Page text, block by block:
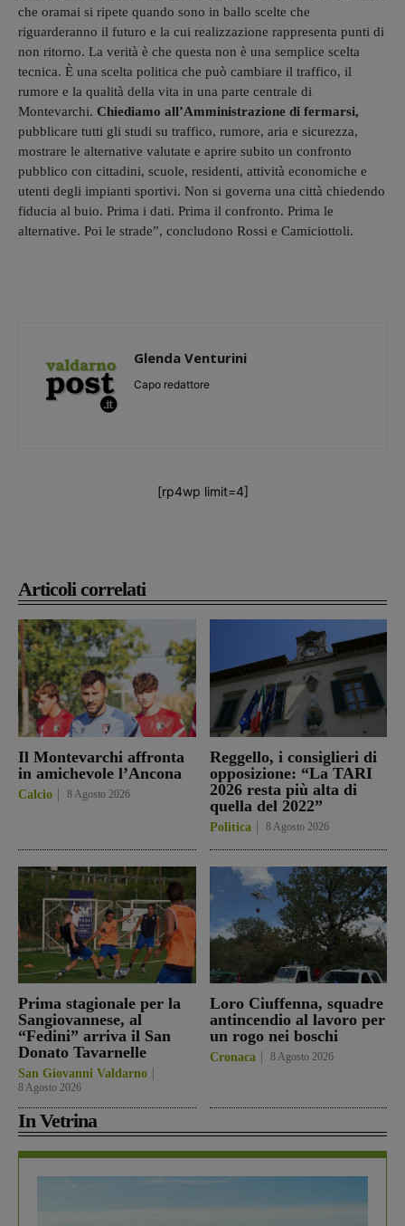
Articoli correlati
Il Montevarchi affronta
in amichevole l’Ancona
Calcio 8 Agosto 2026
Reggello, i consiglieri di
opposizione: “La TARI
2026 resta più alta di
quella del 2022”
Politica 8 Agosto 2026
Prima stagionale per la
Sangiovannese, al
“Fedini” arriva il San
Donato Tavarnelle
San Giovanni Valdarno
8 Agosto 2026
Loro Ciuffenna, squadre
antincendio al lavoro per
un rogo nei boschi
Cronaca 8 Agosto 2026
In Vetrina
che oramai si ripete quando sono in ballo scelte che
riguarderanno il futuro e la cui realizzazione rappresenta punti di
non ritorno. La verità è che questa non è una semplice scelta
tecnica. È una scelta politica che può cambiare il traffico, il
rumore e la qualità della vita in una parte centrale di
Montevarchi. Chiediamo all’Amministrazione di fermarsi,
pubblicare tutti gli studi su traffico, rumore, aria e sicurezza,
mostrare le alternative valutate e aprire subito un confronto
pubblico con cittadini, scuole, residenti, attività economiche e
utenti degli impianti sportivi. Non si governa una città chiedendo
fiducia al buio. Prima i dati. Prima il confronto. Prima le
alternative. Poi le strade”, concludono Rossi e Camiciottoli.
Glenda Venturini
Capo redattore
[rp4wp limit=4]